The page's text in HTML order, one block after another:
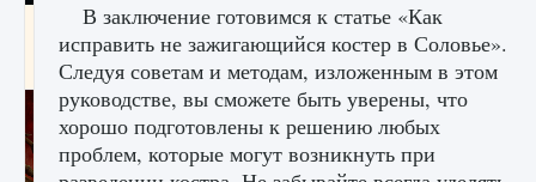
Как создавать предметы в Creatures of Ava
9 августа 2024
В заключение готовимся к статье «Как
исправить не зажигающийся костер в Соловье».
Следуя советам и методам, изложенным в этом
руководстве, вы сможете быть уверены, что
хорошо подготовлены к решению любых
проблем, которые могут возникнуть при